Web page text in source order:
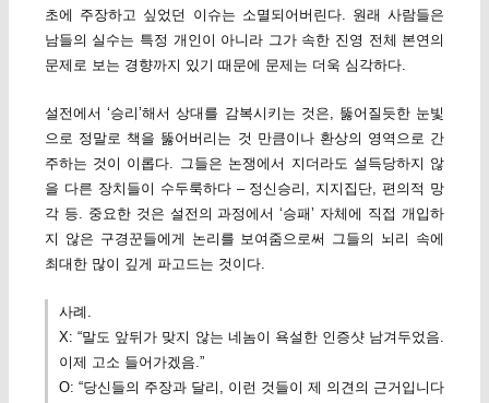
초에 주장하고 싶었던 이슈는 소멸되어버린다. 원래 사람들은
남들의 실수는 특정 개인이 아니라 그가 속한 진영 전체 본연의
문제로 보는 경향까지 있기 때문에 문제는 더욱 심각하다.
설전에서 ‘승리’해서 상대를 감복시키는 것은, 뚫어질듯한 눈빛
으로 정말로 책을 뚫어버리는 것 만큼이나 환상의 영역으로 간
주하는 것이 이롭다. 그들은 논쟁에서 지더라도 설득당하지 않
을 다른 장치들이 수두룩하다 – 정신승리, 지지집단, 편의적 망
각 등. 중요한 것은 설전의 과정에서 ‘승패’ 자체에 직접 개입하
지 않은 구경꾼들에게 논리를 보여줌으로써 그들의 뇌리 속에
최대한 많이 깊게 파고드는 것이다.
사례.
X: “말도 앞뒤가 맞지 않는 네놈이 욕설한 인증샷 남겨두었음.
이제 고소 들어가겠음.”
O: “당신들의 주장과 달리, 이런 것들이 제 의견의 근거입니다